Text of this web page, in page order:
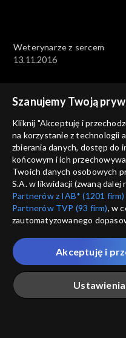
Weterynarze z sercem
13.11.2016
Weterynarze z sercem
06.11.2016
Weterynarze z sercem
02.10.2016
Szanujemy Twoją
Kliknij "Akceptuję i
na korzystanie z technologii
zbierania danych, dostęp do
końcowym i ich
Twoich danych osobowych
S.A. w likwidacji (zwaną dalej
Partnerów z IAB* (1201 firm)
Partnerów TVP (93 firm), w
zautomatyzowanego
które wskazujemy poniżej, a
przez nas identyfikatora
Twoje dane osobowe
Ciebie naszych
„Portalem”, w tym
Akceptuję i